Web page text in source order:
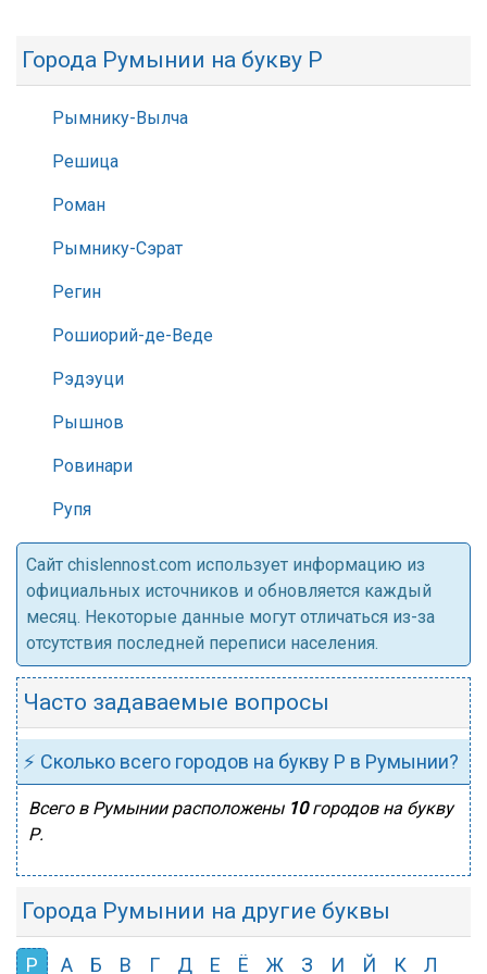
Города Румынии на букву Р
Рымнику-Вылча
Решица
Роман
Рымнику-Сэрат
Регин
Рошиорий-де-Веде
Рэдэуци
Рышнов
Ровинари
Рупя
Cайт chislennost.com использует информацию из
официальных источников и обновляется каждый
месяц. Некоторые данные могут отличаться из-за
отсутствия последней переписи населения.
Часто задаваемые вопросы
⚡ Сколько всего городов на букву Р в Румынии?
Всего в Румынии расположены 10городов на букву
Р.
Города Румынии на другие буквы
Р А Б В Г Д Е Ё Ж З И Й К
Л